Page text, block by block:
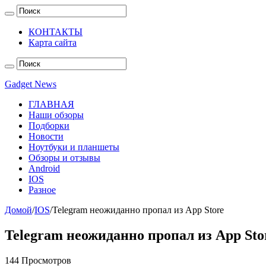
КОНТАКТЫ
Карта сайта
Gadget News
ГЛАВНАЯ
Наши обзоры
Подборки
Новости
Ноутбуки и планшеты
Обзоры и отзывы
Android
IOS
Разное
Домой/IOS/Telegram неожиданно пропал из App Store
Telegram неожиданно пропал из App
144 Просмотров